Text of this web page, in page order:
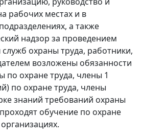
рабочих местах и в
а также
надзор за проведением
охраны труда, работники,
возложены обязанности
по охране труда, члены 1
по охране труда, члены
знаний требований охраны
обучение по охране